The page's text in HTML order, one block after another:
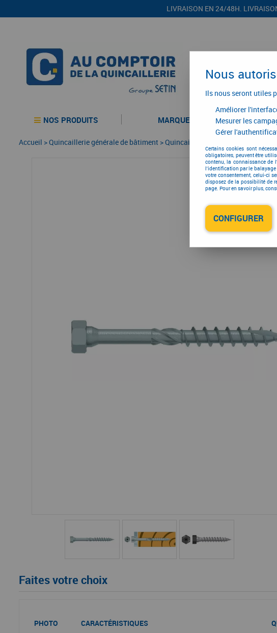
LIVRAISON EN 24/48H.
NOS PRODUITS MARQUES
Accueil >Quincaillerie générale de bâtiment >Quincaillerie générale
Faites votre choix
PHOTO CARACTÉRISTIQUES
Nous
Ils nous seront utiles
Améliorer
Mesurer les
Gérer
Certains cookies sont
obligatoires, peuvent être
contenu, la connaissance de
l'identification par le balayage
votre consentement, celui-ci
disposez de la possibilité de
page. Pour en savoir plus,
CONFIGURER